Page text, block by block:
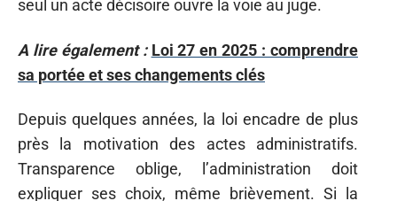
seul un acte décisoire ouvre la voie au juge.
A lire également : Loi 27 en 2025 : comprendre
sa portée et ses changements clés
Depuis quelques années, la loi encadre de plus
près la motivation des actes administratifs.
Transparence oblige, l’administration doit
expliquer ses choix, même brièvement. Si la